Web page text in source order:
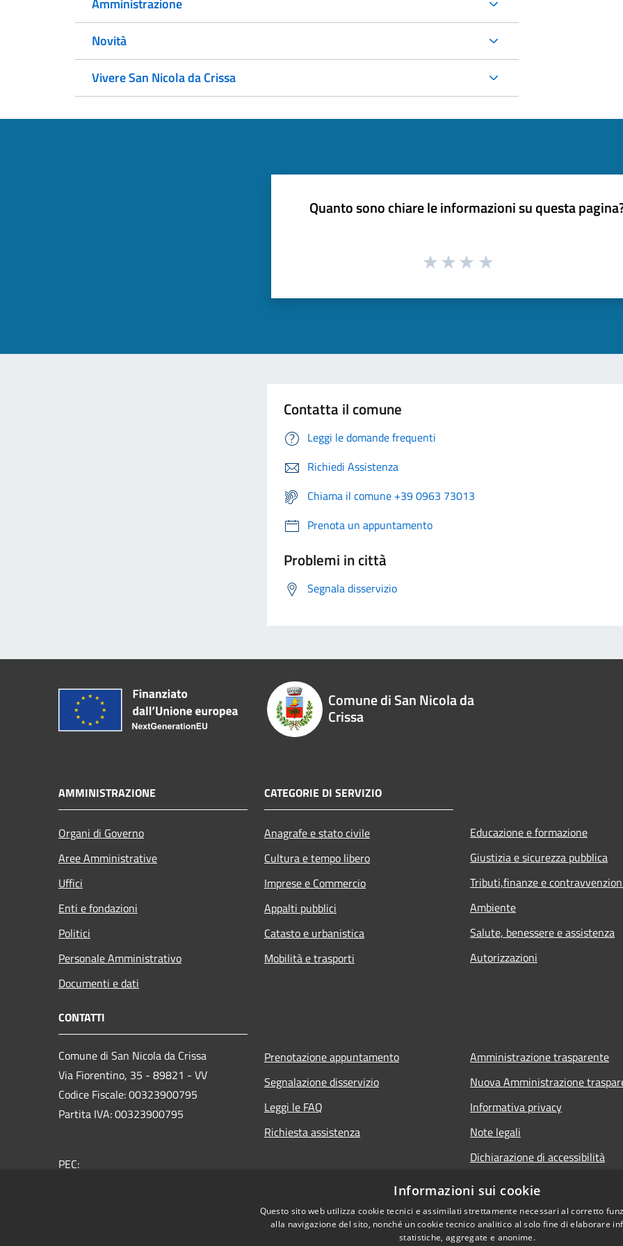
Amministrazione
Novità
Vivere San Nicola da Crissa
Quanto sono chiare le informazioni su questa
Contatta il comune
Leggi le domande frequenti
Richiedi Assistenza
Chiama il comune +39 0963 73013
Prenota un appuntamento
Problemi in città
Segnala disservizio
Comune di San Nicola da
Crissa
AMMINISTRAZIONE
Organi di Governo
Aree Amministrative
Uffici
Enti e fondazioni
Politici
Personale Amministrativo
Documenti e dati
CATEGORIE DI SERVIZIO
Anagrafe e stato civile
Cultura e tempo libero
Imprese e Commercio
Appalti pubblici
Catasto e urbanistica
Mobilità e trasporti
Educazione e formazione
Giustizia e sicurezza pubblica
Tributi,finanze e
Ambiente
Salute, benessere e assistenza
Autorizzazioni
CONTATTI
Comune di San Nicola da Crissa
Via Fiorentino, 35 - 89821 - VV
Codice Fiscale: 00323900795
Partita IVA: 00323900795
PEC:
Prenotazione appuntamento
Segnalazione disservizio
Leggi le FAQ
Richiesta assistenza
Amministrazione trasparente
Nuova Amministrazione
Informativa privacy
Note legali
Dichiarazione di accessibilità
Informazioni sui cookie
Questo sito web utilizza cookie tecnici e assimilati strettamente necessari al corretto
alla navigazione del sito, nonché un cookie tecnico analitico al solo fine di elaborare
statistiche, aggregate e anonime.